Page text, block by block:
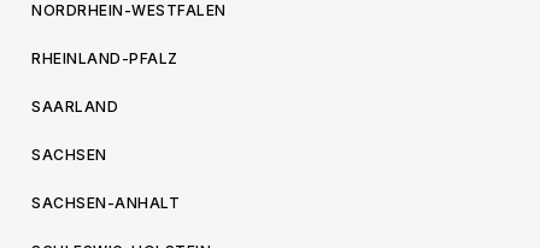
NORDRHEIN-WESTFALEN
RHEINLAND-PFALZ
SAARLAND
SACHSEN
SACHSEN-ANHALT